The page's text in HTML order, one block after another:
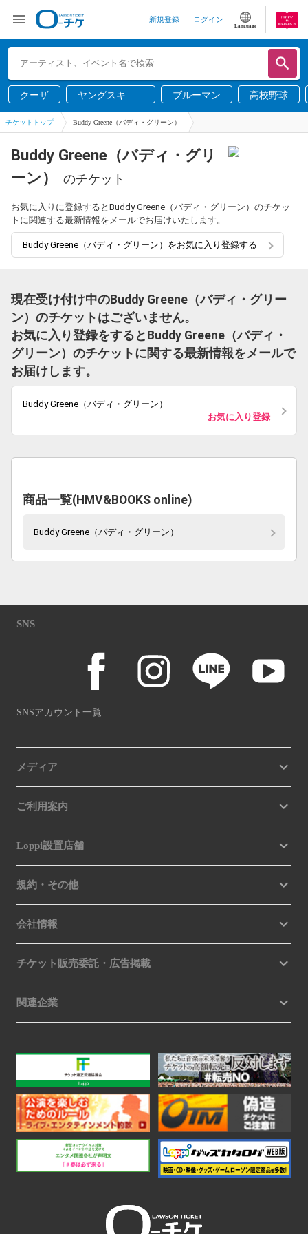
新規登録 ログイン
Language
クーザ
ヤングスキニ
ー
ブルーマン 高校野球
チケットトップ Buddy Greene（バディ・グリーン）
Buddy Greene（バディ・グリ
ーン）
のチケット
お気に入りに登録するとBuddy Greene（バディ・グリーン）のチケッ
トに関連する最新情報をメールでお届けいたします。
Buddy Greene（バディ・グリーン）をお気に入り登録する
現在受け付け中のBuddy Greene（バディ・グリー
ン）のチケットはございません。
お気に入り登録をするとBuddy Greene（バディ・
グリーン）のチケットに関する最新情報をメールで
お届けします。
Buddy Greene（バディ・グリーン）
お気に入り登録
商品一覧(HMV&BOOKS online)
Buddy Greene（バディ・グリーン）
SNS
SNSアカウント一覧
メディア
ご利用案内
Loppi設置店舗
規約・その他
会社情報
チケット販売委託・広告掲載
関連企業